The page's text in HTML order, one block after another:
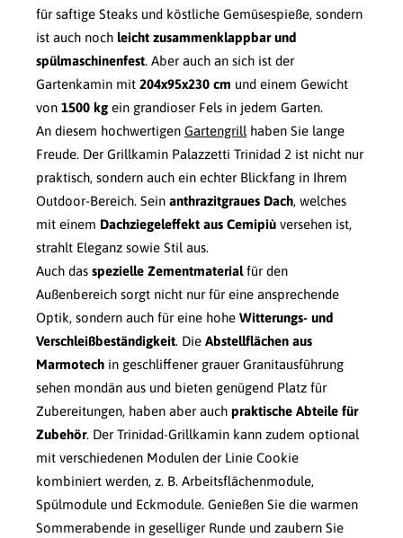
für saftige Steaks und köstliche Gemüsespieße, sondern
ist auch noch leicht zusammenklappbar und
spülmaschinenfest. Aber auch an sich ist der
Gartenkamin mit 204x95x230 cm und einem Gewicht
von 1500 kg ein grandioser Fels in jedem Garten.
An diesem hochwertigen Gartengrill haben Sie lange
Freude. Der Grillkamin Palazzetti Trinidad 2 ist nicht nur
praktisch, sondern auch ein echter Blickfang in Ihrem
Outdoor-Bereich. Sein anthrazitgraues Dach, welches
mit einem Dachziegeleffekt aus Cemipiù versehen ist,
strahlt Eleganz sowie Stil aus.
Auch das spezielle Zementmaterialfür den
Außenbereich sorgt nicht nur für eine ansprechende
Optik, sondern auch für eine hohe Witterungs- und
Verschleißbeständigkeit. Die Abstellflächen aus
Marmotech in geschliffener grauer Granitausführung
sehen mondän aus und bieten genügend Platz für
Zubereitungen, haben aber auch praktische Abteile für
Zubehör. Der Trinidad-Grillkamin kann zudem optional
mit verschiedenen Modulen der Linie Cookie
kombiniert werden, z. B. Arbeitsflächenmodule,
Spülmodule und Eckmodule. Genießen Sie die warmen
Sommerabende in geselliger Runde und zaubern Sie